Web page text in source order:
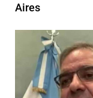
Aires